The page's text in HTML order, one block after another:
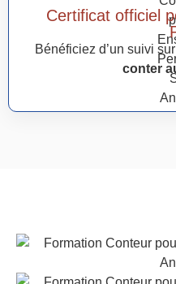
Certificat officiel
Bénéficiez d’un suivi
conter